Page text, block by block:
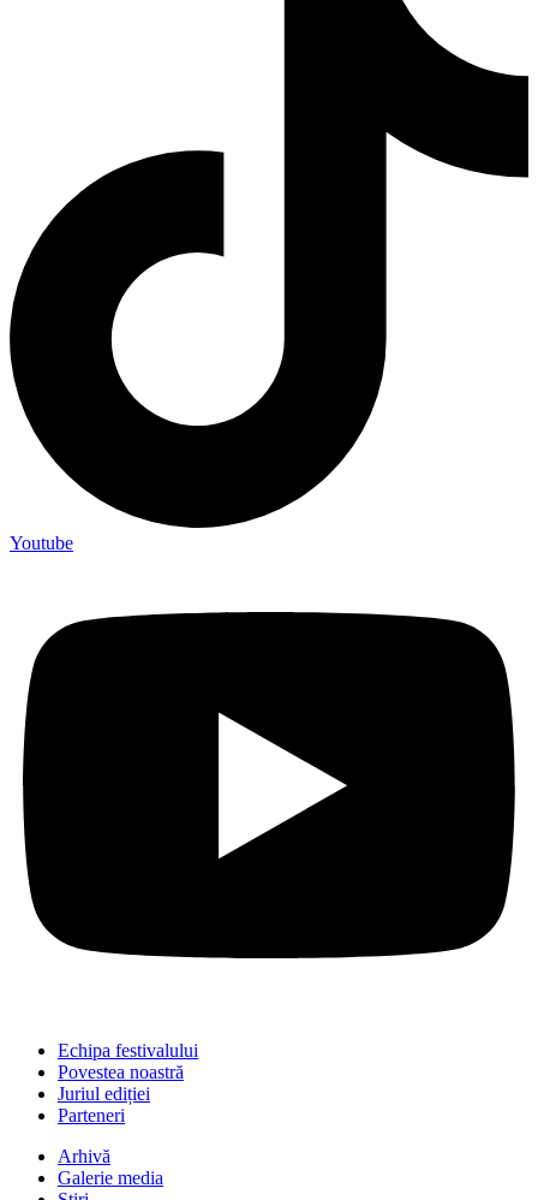
Youtube
Echipa festivalului
Povestea noastră
Juriul ediției
Parteneri
Arhivă
Galerie media